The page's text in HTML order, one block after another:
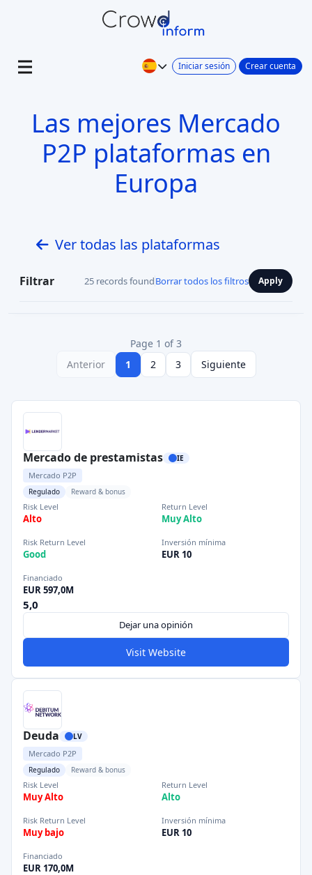
Iniciar sesión Crear cuenta
Las mejores Mercado
P2P plataformas en
Europa
Ver todas las plataformas
Filtrar 25 records foundBorrar todos los filtros Apply
Page 1 of 3
Anterior
1 2 3 Siguiente
Mercado de prestamistas IE
Mercado P2P
Regulado Reward & bonus
Risk Level
Alto
Return Level
Muy Alto
Risk Return Level
Good
Inversión mínima
EUR 10
Financiado
EUR 597,0M
5,0
Dejar una opinión
Visit Website
Deuda LV
Mercado P2P
Regulado Reward & bonus
Risk Level
Muy Alto
Return Level
Alto
Risk Return Level
Muy bajo
Inversión mínima
EUR 10
Financiado
EUR 170,0M